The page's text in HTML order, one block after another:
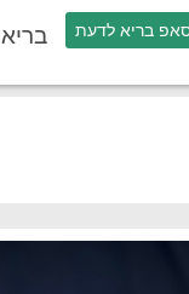
בריא לדעת